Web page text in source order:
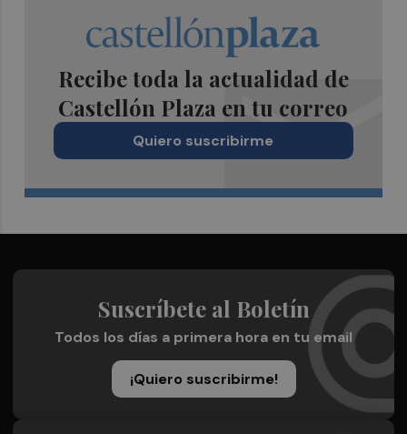
Recibe toda la actualidad de
Castellón Plaza en tu correo
Quiero suscribirme
Suscríbete al Boletín
Todos los días a primera hora en tu email
¡Quiero suscribirme!